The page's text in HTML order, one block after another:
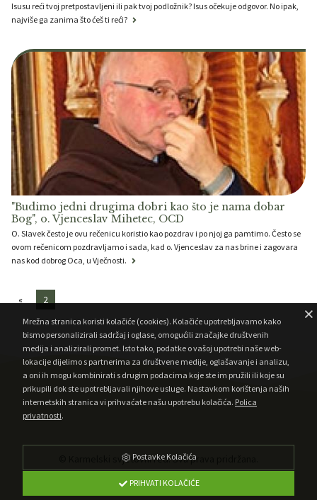
Isusu reći tvoj pretpostavljeni ili pak tvoj podložnik? Isus očekuje odgovor. No ipak,
najviše ga zanima što ćeš ti reći?
"Budimo jedni drugima dobri kao što je nama dobar
Bog", o. Vjenceslav Mihetec, OCD
O. Slavek često je ovu rečenicu koristio kao pozdrav i po njoj ga pamtimo. Često se
ovom rečenicom pozdravljamo i sada, kad o. Vjenceslav za nas brine i zagovara
nas kod dobrog Oca, u Vječnosti.
2
© Karmelski svjetovni red. Sva prava pridržana.
•
Mrežna stranica koristi kolačiće (cookies). Kolačiće upotrebljavamo kako
bismo personalizirali sadržaj i oglase, omogućili značajke društvenih
medija i analizirali promet. Isto tako, podatke o vašoj upotrebi naše web-
lokacije dijelimo s partnerima za društvene medije, oglašavanje i analizu,
a oni ih mogu kombinirati s drugim podacima koje ste im pružili ili koje su
prikupili dok ste upotrebljavali njihove usluge. Nastavkom korištenja naših
internetskih stranica vi prihvaćate našu upotrebu kolačića. Polica
privatnosti.
Postavke Kolačića
PRIHVATI KOLAČIĆE